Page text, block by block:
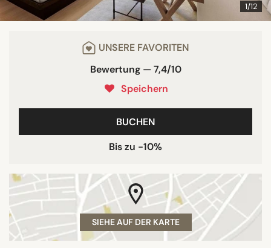
1/12
UNSERE FAVORITEN
Bewertung — 7,4/10
Speichern
BUCHEN
Bis zu -10%
SIEHE AUF DER KARTE